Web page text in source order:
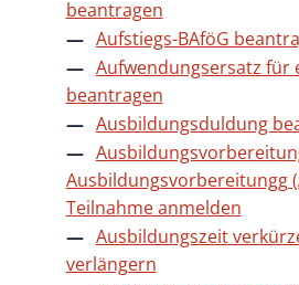
beantragen
Aufstiegs-BAföG
Aufwendungsersatz für
beantragen
Ausbildungsduldung
Ausbildungsvorbereitungg
Teilnahme anmelden
Ausbildungszeit
verlängern